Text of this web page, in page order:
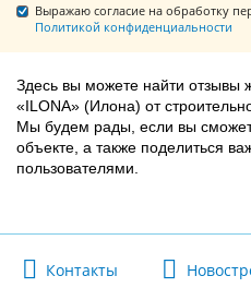
Выражаю согласие на обработку
Политикой конфиденциальности
Здесь вы можете найти
«ILONA» (Илона) от
Мы будем рады, если вы
объекте, а также поделиться
пользователями.
Контакты